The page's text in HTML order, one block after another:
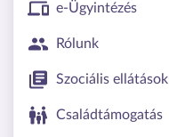
e-Ügyintézés
Rólunk
Szociális ellátások
Családtámogatás